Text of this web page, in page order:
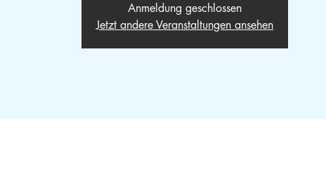
Anmeldung geschlossen
Jetzt andere Veranstaltungen ansehen